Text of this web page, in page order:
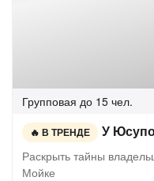
Групповая до 15 чел.
В ТРЕНДЕ У
Раскрыть тайны
Мойке